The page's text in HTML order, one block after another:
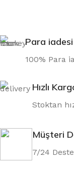
Para iadesi
100% Para
Hızlı
Stoktan
Müşteri
7/24